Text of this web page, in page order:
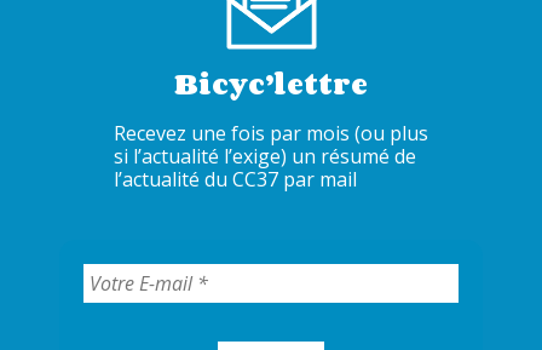
Bicyc’lettre
Recevez une fois par mois (ou plus
si l’actualité l’exige) un résumé de
l’actualité du CC37 par mail